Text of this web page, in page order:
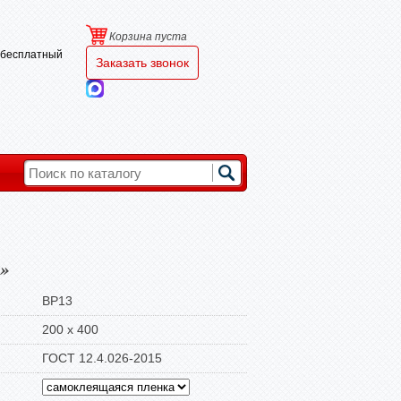
Корзина пуста
Заказать звонок
BP13
200 х 400
ГОСТ 12.4.026-2015